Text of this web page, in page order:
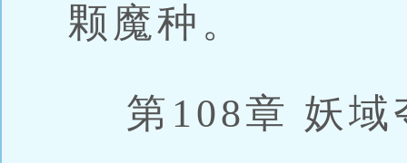
颗魔种。
第108章 妖域